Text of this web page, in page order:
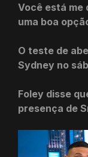
Você está me
uma boa
O teste de
Sydney no
Foley disse
presença de